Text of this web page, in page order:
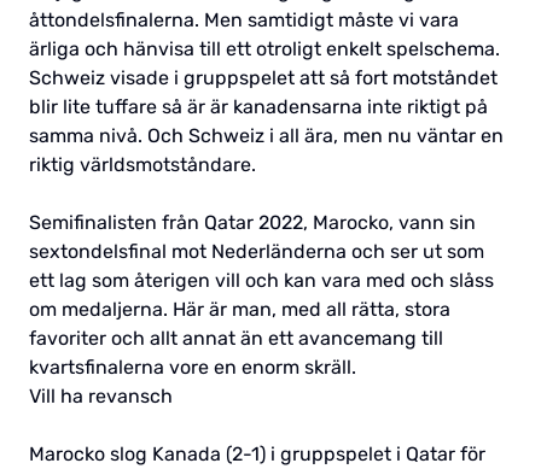
åttondelsfinalerna. Men samtidigt måste vi vara
ärliga och hänvisa till ett otroligt enkelt spelschema.
Schweiz visade i gruppspelet att så fort motståndet
blir lite tuffare så är är kanadensarna inte riktigt på
samma nivå. Och Schweiz i all ära, men nu väntar en
riktig världsmotståndare.
Semifinalisten från Qatar 2022, Marocko, vann sin
sextondelsfinal mot Nederländerna och ser ut som
ett lag som återigen vill och kan vara med och slåss
om medaljerna. Här är man, med all rätta, stora
favoriter och allt annat än ett avancemang till
kvartsfinalerna vore en enorm skräll.
Vill ha revansch
Marocko slog Kanada (2-1) i gruppspelet i Qatar för